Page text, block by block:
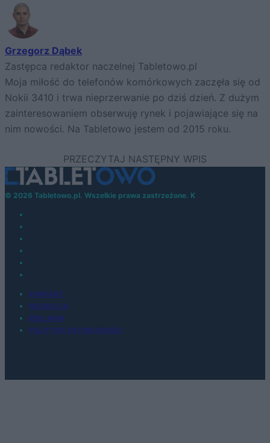
Grzegorz Dąbek
Zastępca redaktor naczelnej Tabletowo.pl
Moja miłość do telefonów komórkowych zaczęła się od
Nokii 3410 i trwa nieprzerwanie po dziś dzień. Z dużym
zainteresowaniem obserwuję rynek i pojawiające się na
nim nowości. Na Tabletowo jestem od 2015 roku.
© 2026 Tabletowo.pl. Wszelkie prawa zastrzeżone. K
KONTAKT
REDAKCJA
REKLAMA
POLITYKA PRYWATNOŚCI